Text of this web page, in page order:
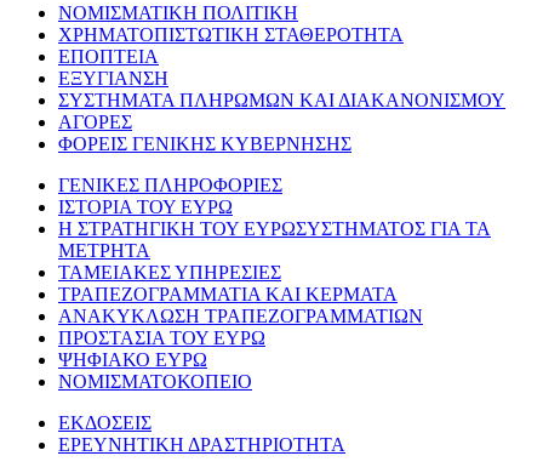
ΝΟΜΙΣΜΑΤΙΚΗ ΠΟΛΙΤΙΚΗ
ΧΡΗΜΑΤΟΠΙΣΤΩΤΙΚΗ ΣΤΑΘΕΡΟΤΗΤΑ
ΕΠΟΠΤΕΙΑ
ΕΞΥΓΙΑΝΣΗ
ΣΥΣΤΗΜΑΤΑ ΠΛΗΡΩΜΩΝ ΚΑΙ ΔΙΑΚΑΝΟΝΙΣΜΟΥ
ΑΓΟΡΕΣ
ΦΟΡΕΙΣ ΓΕΝΙΚΗΣ ΚΥΒΕΡΝΗΣΗΣ
ΓΕΝΙΚΕΣ ΠΛΗΡΟΦΟΡΙΕΣ
ΙΣΤΟΡΙΑ ΤΟΥ ΕΥΡΩ
Η ΣΤΡΑΤΗΓΙΚΗ ΤΟΥ ΕΥΡΩΣΥΣΤΗΜΑΤΟΣ ΓΙΑ ΤΑ
ΜΕΤΡΗΤΑ
ΤΑΜΕΙΑΚΕΣ ΥΠΗΡΕΣΙΕΣ
ΤΡΑΠΕΖΟΓΡΑΜΜΑΤΙΑ ΚΑΙ ΚΕΡΜΑΤΑ
ΑΝΑΚΥΚΛΩΣΗ ΤΡΑΠΕΖΟΓΡΑΜΜΑΤΙΩΝ
ΠΡΟΣΤΑΣΙΑ ΤΟΥ ΕΥΡΩ
ΨΗΦΙΑΚΟ ΕΥΡΩ
ΝΟΜΙΣΜΑΤΟΚΟΠΕΙΟ
ΕΚΔΟΣΕΙΣ
ΕΡΕΥΝΗΤΙΚΗ ΔΡΑΣΤΗΡΙΟΤΗΤΑ